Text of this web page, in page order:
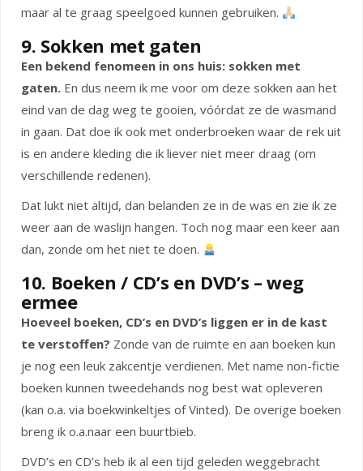
maar al te graag speelgoed kunnen gebruiken.
9. Sokken met gaten
Een bekend fenomeen in ons huis: sokken met
gaten. En dus neem ik me voor om deze sokken aan het
eind van de dag weg te gooien, vóórdat ze de wasmand
in gaan. Dat doe ik ook met onderbroeken waar de rek uit
is en andere kleding die ik liever niet meer draag (om
verschillende redenen).
Dat lukt niet altijd, dan belanden ze in de was en zie ik ze
weer aan de waslijn hangen. Toch nog maar een keer aan
dan, zonde om het niet te doen.
10. Boeken / CD’s en DVD’s – weg
ermee
Hoeveel boeken, CD’s en DVD’s liggen er in de kast
te verstoffen? Zonde van de ruimte en aan boeken kun
je nog een leuk zakcentje verdienen. Met name non-fictie
boeken kunnen tweedehands nog best wat opleveren
(kan o.a. via boekwinkeltjes of Vinted). De overige boeken
breng ik o.a.naar een buurtbieb.
DVD’s en CD’s heb ik al een tijd geleden weggebracht